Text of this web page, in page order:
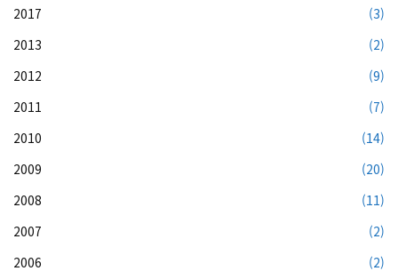
2017
(3)
2013
(2)
2012
(9)
2011
(7)
2010
(14)
2009
(20)
2008
(11)
2007
(2)
2006
(2)